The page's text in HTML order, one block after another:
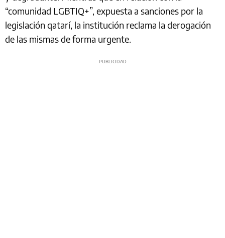
“comunidad LGBTIQ+”, expuesta a sanciones por la
legislación qatarí, la institución reclama la derogación
de las mismas de forma urgente.